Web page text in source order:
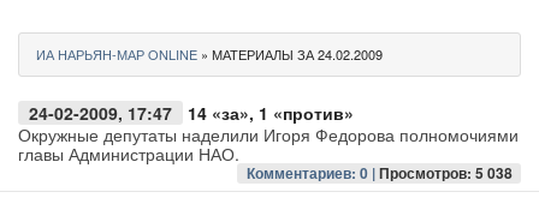
Политика
Бизнес
Общество
ИА НАРЬЯН-МАР ONLINE » МАТЕРИАЛЫ ЗА 24.02.2009
24-02-2009, 17:47
14 «за», 1 «против»
Окружные депутаты наделили Игоря Федорова полномочиями
главы Администрации НАО.
Комментариев: 0 |Просмотров: 5 038